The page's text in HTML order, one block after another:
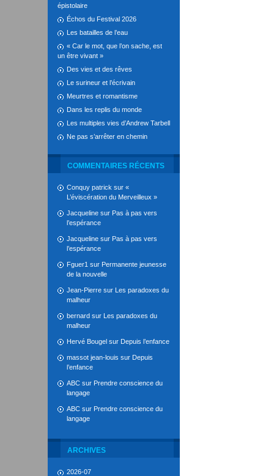
épistolaire
Échos du Festival 2026
Les batailles de l’eau
« Car le mot, que l’on sache, est
un être vivant »
Des vies et des rêves
Le surineur et l’écrivain
Meurtres et romantisme
Dans les replis du monde
Les multiples vies d’Andrew Tarbell
Ne pas s’arrêter en chemin
COMMENTAIRES RÉCENTS
Conquy patrick sur «
L’éviscération du Merveilleux »
Jacqueline sur Pas à pas vers
l’espérance
Jacqueline sur Pas à pas vers
l’espérance
Fguer1 sur Permanente jeunesse
de la nouvelle
Jean-Pierre sur Les paradoxes du
malheur
bernard sur Les paradoxes du
malheur
Hervé Bougel sur Depuis l’enfance
massot jean-louis sur Depuis
l’enfance
ABC sur Prendre conscience du
langage
ABC sur Prendre conscience du
langage
ARCHIVES
2026-07